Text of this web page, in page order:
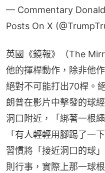
— Commentary
Posts On X
英國《鏡報》（The
他的揮桿動作，除非他
絕對不可能打出70桿。
朗普在影片中擊發的球
洞口附近，「綁著一根
「有人輕輕用腳踢了一
習慣將「接近洞口的球
則行事，實際上那一球